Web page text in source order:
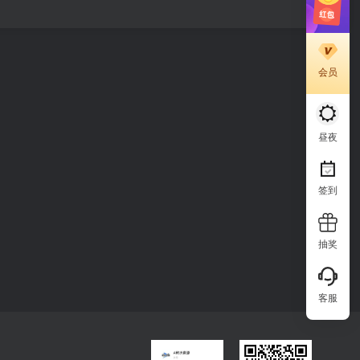
会员
昼夜
签到
抽奖
客服